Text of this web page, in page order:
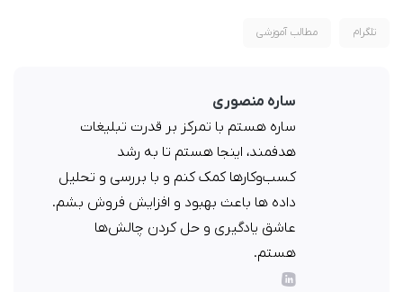
تلگرام مطالب آموزشی
ساره منصوری
ساره هستم با تمرکز بر قدرت تبلیغات
هدفمند، اینجا هستم تا به رشد
کسب‌وکارها کمک کنم و با بررسی و تحلیل
داده ها باعث بهبود و افزایش فروش بشم.
عاشق یادگیری و حل کردن چالش‌ها
هستم.